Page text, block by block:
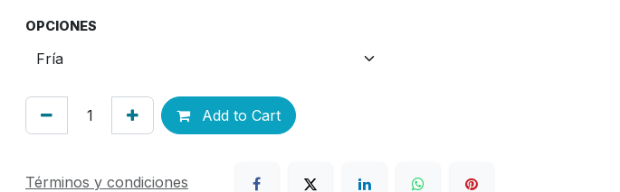
OPCIONES
Add to Cart
Términos y condiciones